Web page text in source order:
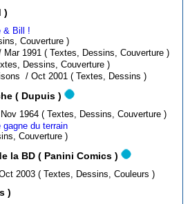
)
& Bill !
/ Nov 1988 ( Textes, Dessins, Couverture )
/ Mar 1991 ( Textes, Dessins, Couverture )
/ Déc 1995 ( Textes, Dessins, Couverture )
• Tome 28 : Les quatre saisons / Oct 2001 ( Textes, Dessins )
( Dupuis )
/ Nov 1964 ( Textes, Dessins, Couverture )
du terrain
/ Jan 1966 ( Textes, Dessins, Couverture )
la BD ( Panini Comics )
• Tome 5 : Boule et Bill / Oct 2003 ( Textes, Dessins, Couleurs )
)